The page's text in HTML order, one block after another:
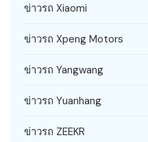
ข่าวรถ Xiaomi
ข่าวรถ Xpeng Motors
ข่าวรถ Yangwang
ข่าวรถ Yuanhang
ข่าวรถ ZEEKR